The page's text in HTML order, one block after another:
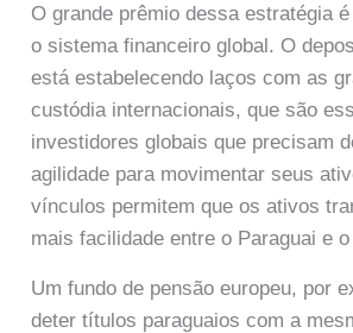
O grande prêmio dessa estratégia
o sistema financeiro global. O
está estabelecendo laços com as
custódia internacionais, que são
investidores globais que precisam
agilidade para movimentar seus
vínculos permitem que os ativos
mais facilidade entre o Paraguai e
Um fundo de pensão europeu, por
deter títulos paraguaios com a